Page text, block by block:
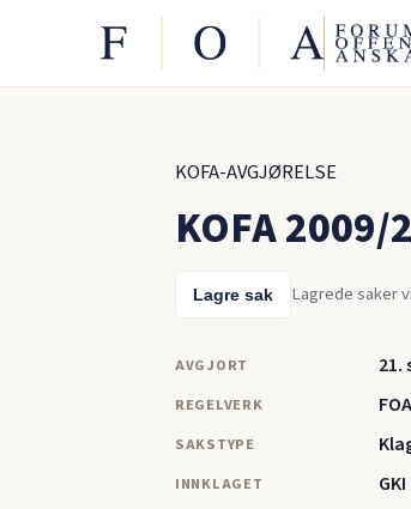
KOFA-AVGJØRELSE
KOFA
Lagre sak Lagrede saker
AVGJORT 21.
REGELVERK
SAKSTYPE
INNKLAGET